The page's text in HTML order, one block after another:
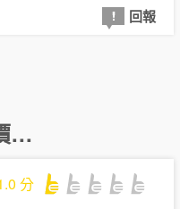
回報
...
分